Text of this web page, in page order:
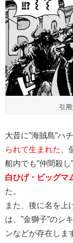
引
大昔に”海賊島”ハ
られて生まれた
船内でも”仲間殺し
白ひげ・ビッグマ
た。
また、後に名を上
は、”金獅子”のシ
ンなどが存在しま